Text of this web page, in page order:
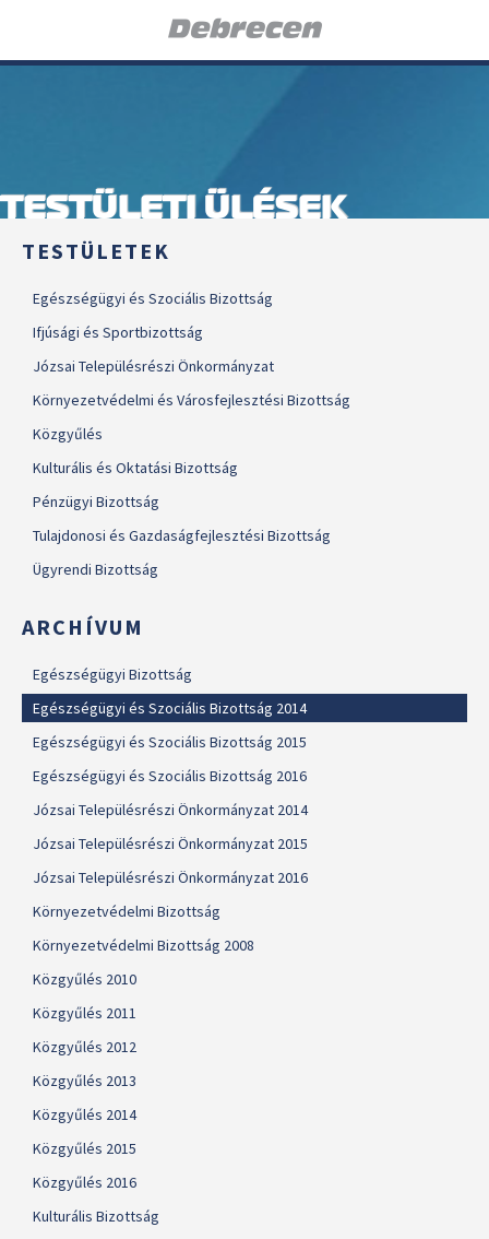
TESTÜLETI ÜLÉSEK
TESTÜLETEK
Egészségügyi és Szociális Bizottság
Ifjúsági és Sportbizottság
Józsai Településrészi Önkormányzat
Környezetvédelmi és Városfejlesztési Bizottság
Közgyűlés
Kulturális és Oktatási Bizottság
Pénzügyi Bizottság
Tulajdonosi és Gazdaságfejlesztési Bizottság
Ügyrendi Bizottság
ARCHÍVUM
Egészségügyi Bizottság
Egészségügyi és Szociális Bizottság 2014
Egészségügyi és Szociális Bizottság 2015
Egészségügyi és Szociális Bizottság 2016
Józsai Településrészi Önkormányzat 2014
Józsai Településrészi Önkormányzat 2015
Józsai Településrészi Önkormányzat 2016
Környezetvédelmi Bizottság
Környezetvédelmi Bizottság 2008
Közgyűlés 2010
Közgyűlés 2011
Közgyűlés 2012
Közgyűlés 2013
Közgyűlés 2014
Közgyűlés 2015
Közgyűlés 2016
Kulturális Bizottság